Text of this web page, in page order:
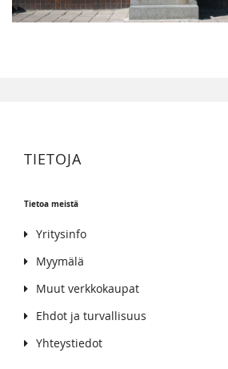
TIETOJA
Tietoa meistä
Yritysinfo
Myymälä
Muut verkkokaupat
Ehdot ja turvallisuus
Yhteystiedot